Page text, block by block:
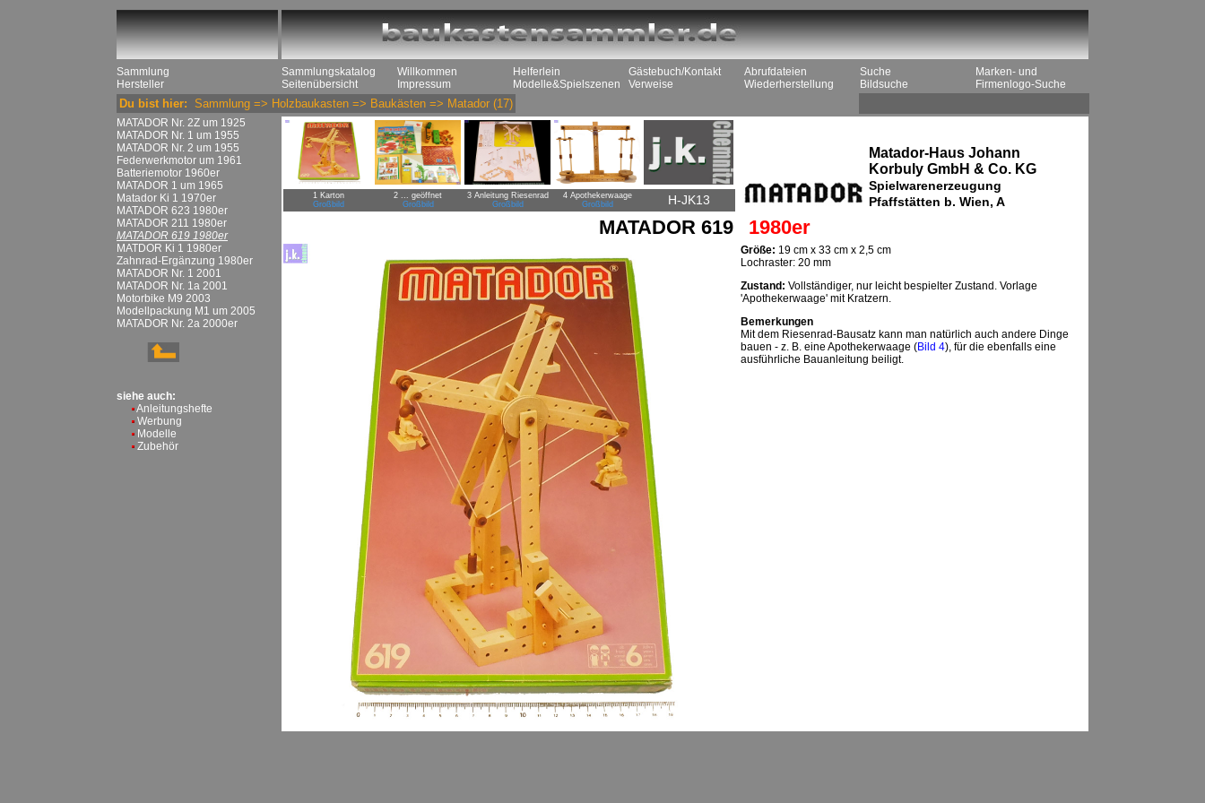
Sammlung
Hersteller
Sammlungskatalog
Seitenübersicht
Willkommen
Impressum
Helferlein
Modelle&Spielszenen
Gästebuch/Kontakt
Verweise
Abrufdateien
Wiederherstellung
Suche
Bildsuche
Marken- und
Firmenlogo-Suche
Du bist hier: Sammlung => Holzbaukasten => Baukästen => Matador (17)
MATADOR Nr. 2Z um 1925
MATADOR Nr. 1 um 1955
MATADOR Nr. 2 um 1955
Federwerkmotor um 1961
Batteriemotor 1960er
MATADOR 1 um 1965
Matador Ki 1 1970er
MATADOR 623 1980er
MATADOR 211 1980er
MATADOR 619 1980er
MATDOR Ki 1 1980er
Zahnrad-Ergänzung 1980er
MATADOR Nr. 1 2001
MATADOR Nr. 1a 2001
Motorbike M9 2003
Modellpackung M1 um 2005
MATADOR Nr. 2a 2000er
siehe auch:
Anleitungshefte
Werbung
Modelle
Zubehör
1 Karton
Großbild
2 ... geöffnet
Großbild
3 Anleitung Riesenrad
Großbild
4 Apothekerwaage
Großbild
H-JK13
Matador-Haus Johann
Korbuly GmbH & Co. KG
Spielwarenerzeugung
Pfaffstätten b. Wien, A
MATADOR 619 1980er
Größe: 19 cm x 33 cm x 2,5 cm
Lochraster: 20 mm
Zustand: Vollständiger, nur leicht bespielter Zustand. Vorlage
'Apothekerwaage' mit Kratzern.
Bemerkungen
Mit dem Riesenrad-Bausatz kann man natürlich auch andere Dinge
bauen - z. B. eine Apothekerwaage (Bild 4), für die ebenfalls eine
ausführliche Bauanleitung beiligt.